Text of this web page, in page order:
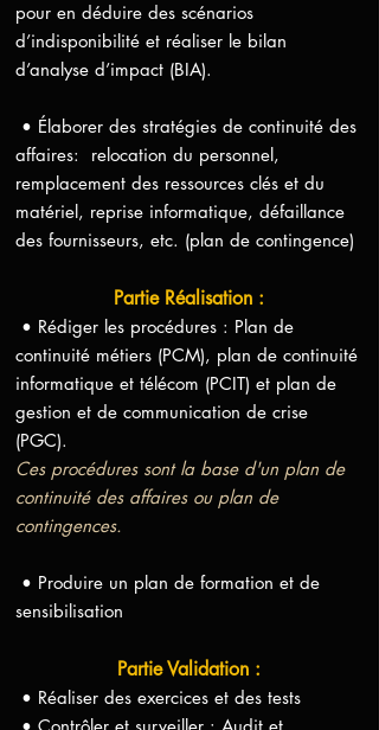
pour en déduire des scénarios
d’indisponibilité et réaliser le bilan
d’analyse d’impact (BIA).
• Élaborer des stratégies de continuité des
affaires: relocation du personnel,
remplacement des ressources clés et du
matériel, reprise informatique, défaillance
des fournisseurs, etc. (plan de contingence)
Partie Réalisation :
• Rédiger les procédures : Plan de
continuité métiers (PCM), plan de continuité
informatique et télécom (PCIT) et plan de
gestion et de communication de crise
(PGC).
Ces procédures sont la base d'un plan de
continuité des affaires ou plan de
contingences.
• Produire un plan de formation et de
sensibilisation
Partie Validation :
• Réaliser des exercices et des tests